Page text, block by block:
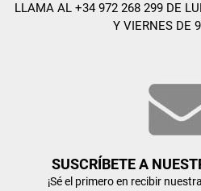
LLAMA AL +34 972 268 299 DE
Y VIERNES DE
SUSCRÍBETE A
¡Sé el primero en recibir